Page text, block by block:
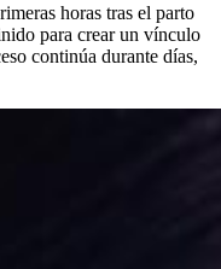
horas tras el parto
para crear un vínculo
continúa durante días,